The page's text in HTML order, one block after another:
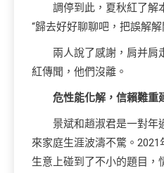
調停到此，夏秋紅了解
“歸去好好聊聊吧，把誤解解
兩人說了感謝，肩并肩
紅傳聞，他們沒離。
危性能化解，信賴難重
景斌和趙淑君是一對年
來家庭生涯波濤不驚。
生意上碰到了不小的題目，